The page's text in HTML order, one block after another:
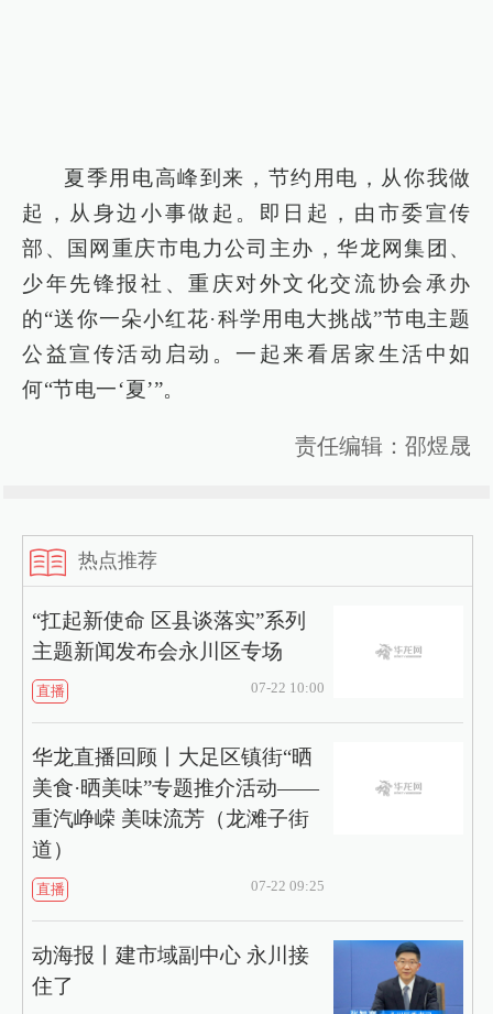
夏季用电高峰到来，节约用电，从你我做
起，从身边小事做起。即日起，由市委宣传
部、国网重庆市电力公司主办，华龙网集团、
少年先锋报社、重庆对外文化交流协会承办
的“送你一朵小红花·科学用电大挑战”节电主题
公益宣传活动启动。一起来看居家生活中如
何“节电一‘夏’”。
责任编辑：邵煜晟
热点推荐
“扛起新使命 区县谈落实”系列
主题新闻发布会永川区专场
直播 07-22 10:00
华龙直播回顾丨大足区镇街“晒
美食·晒美味”专题推介活动——
重汽峥嵘 美味流芳（龙滩子街
道）
直播 07-22 09:25
动海报丨建市域副中心 永川接
住了